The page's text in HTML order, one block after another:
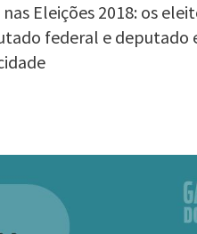
Eleições 2018: os
federal e deputado